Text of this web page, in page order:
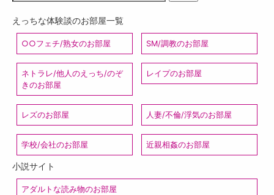
えっちな体験談のお部屋一覧
○○フェチ/熟女のお部屋 SM/調教のお部屋
ネトラレ/他人のえっち/のぞ
きのお部屋
レイプのお部屋
レズのお部屋 人妻/不倫/浮気のお部屋
学校/会社のお部屋 近親相姦のお部屋
小説サイト
アダルトな読み物のお部屋